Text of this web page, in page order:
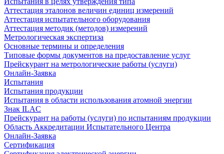
Аттестация эталонов величин единиц измерений
Аттестация испытательного оборудования
Аттестация методик (методов) измерений
Метрологическая экспертиза
Основные термины и определения
Типовые формы документов на предоставление услуг
Прейскурант на метрологические работы (услуги)
Онлайн-Заявка
Испытания
Испытания продукции
Испытания в области использования атомной энергии
Знак ILAC
Прейскурант на работы (услуги) по испытаниям продукции
Область Аккредитации Испытательного Центра
Онлайн-Заявка
Сертификация